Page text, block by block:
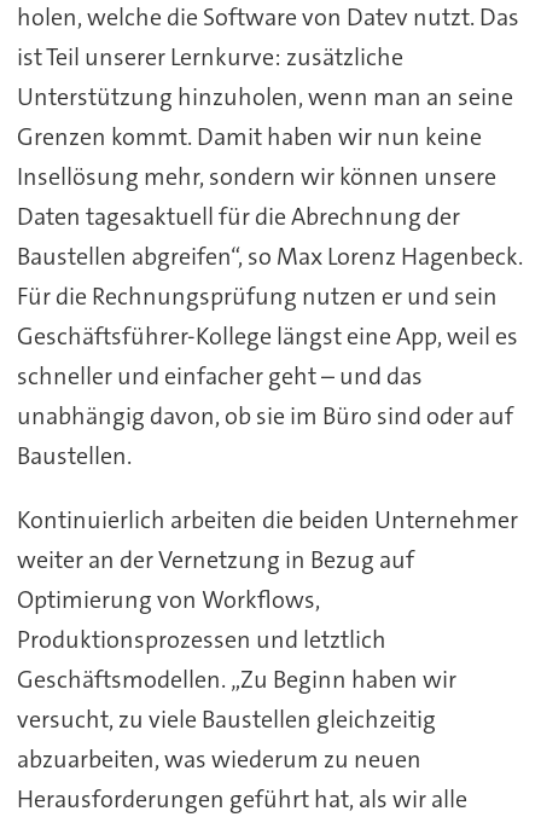
holen, welche die Software von Datev nutzt. Das
ist Teil unserer Lernkurve: zusätzliche
Unterstützung hinzuholen, wenn man an seine
Grenzen kommt. Damit haben wir nun keine
Insellösung mehr, sondern wir können unsere
Daten tagesaktuell für die Abrechnung der
Baustellen abgreifen“, so Max Lorenz Hagenbeck.
Für die Rechnungsprüfung nutzen er und sein
Geschäftsführer-Kollege längst eine App, weil es
schneller und einfacher geht – und das
unabhängig davon, ob sie im Büro sind oder auf
Baustellen.
Kontinuierlich arbeiten die beiden Unternehmer
weiter an der Vernetzung in Bezug auf
Optimierung von Workflows,
Produktionsprozessen und letztlich
Geschäftsmodellen. „Zu Beginn haben wir
versucht, zu viele Baustellen gleichzeitig
abzuarbeiten, was wiederum zu neuen
Herausforderungen geführt hat, als wir alle